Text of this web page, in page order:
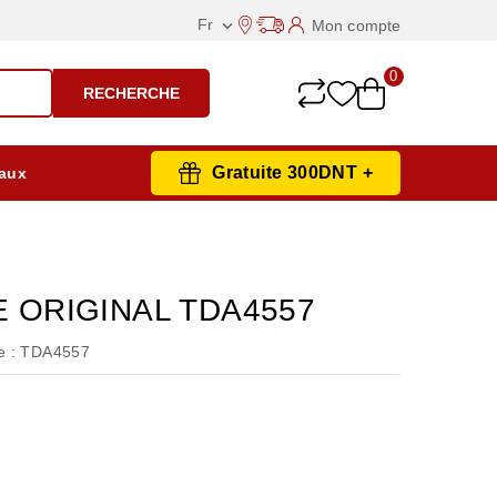
Fr  Mon compte
RECHERCHE
0
Gratuite 300DNT +
ORIGINAL TDA4557
: TDA4557